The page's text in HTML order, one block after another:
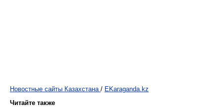
Новостные сайты Казахстана / EKaraganda.kz
Читайте также